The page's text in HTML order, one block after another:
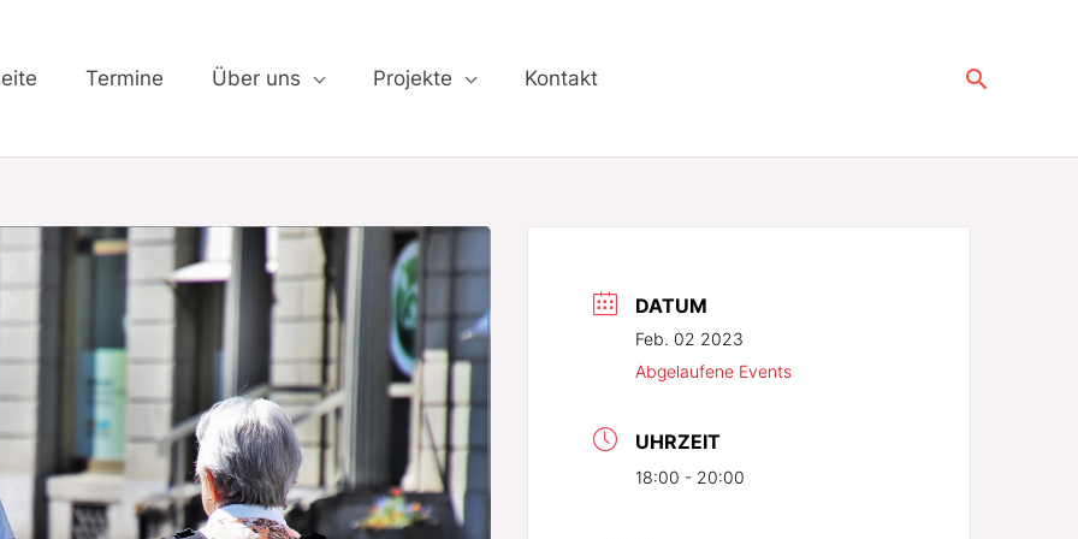
Termine Über uns Projekte Kontakt Suchen
DATUM
Feb. 02 2023
Abgelaufene Events
UHRZEIT
18:00 - 20:00